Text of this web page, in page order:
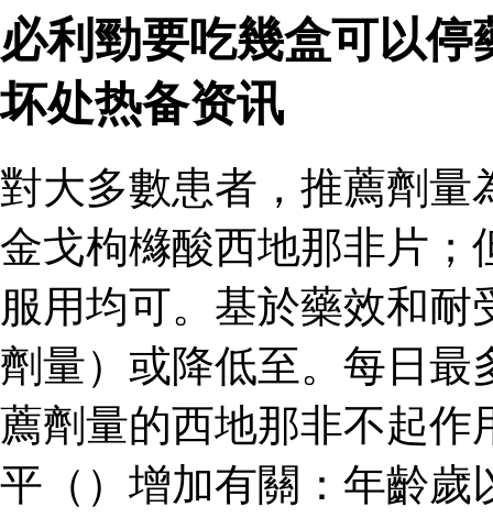
必利勁要吃幾盒可以
坏处热备资讯
對大多數患者，推薦劑量
金戈枸櫞酸西地那非片；
服用均可。基於藥效和
劑量）或降低至。每日最
薦劑量的西地那非不起作
平（）增加有關：年齡歲